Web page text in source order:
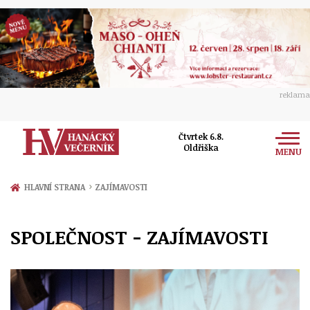
reklama
Čtvrtek 6.8.
Oldřiška
MENU
Zprávy
Přerov
Politika
Ekonomika
Kultura
Hudba
Společnost
Ženy
Sport
HLAVNÍ STRANA › ZAJÍMAVOSTI
SPOLEČNOST - ZAJÍMAVOSTI